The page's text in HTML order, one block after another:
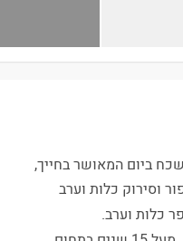
ביום המאושר בחייך,
וסירוק כלות וערב
כלות וערב.